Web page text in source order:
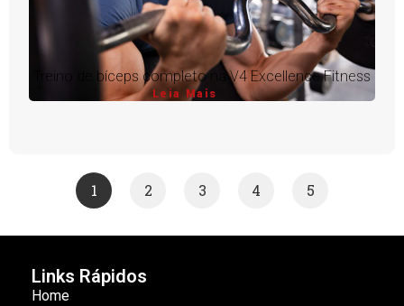
Treino de bíceps completo na V4 Excellence Fitness
Leia Mais
1 2 3 4 5
Links Rápidos
Home